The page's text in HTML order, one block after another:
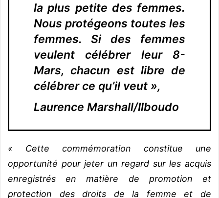
la plus petite des femmes.
Nous protégeons toutes les
femmes. Si des femmes
veulent célébrer leur 8-
Mars, chacun est libre de
célébrer ce qu’il veut »,
Laurence Marshall/Ilboudo
« Cette commémoration constitue une
opportunité pour jeter un regard sur les acquis
enregistrés en matière de promotion et
protection des droits de la femme et de